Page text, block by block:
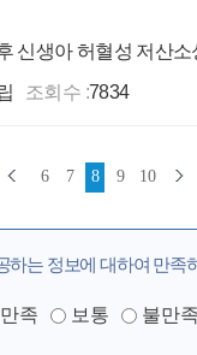
조회수 :7834
6 7 8 9 10
하는 정보에 대하여 만족
만족 보통
불만족